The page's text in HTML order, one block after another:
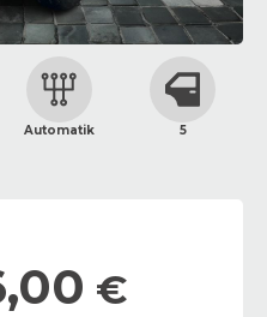
Automatik 5
€